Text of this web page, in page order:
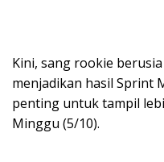
Kini, sang rookie
menjadikan hasil Sprint
penting untuk tampil
Minggu (5/10).